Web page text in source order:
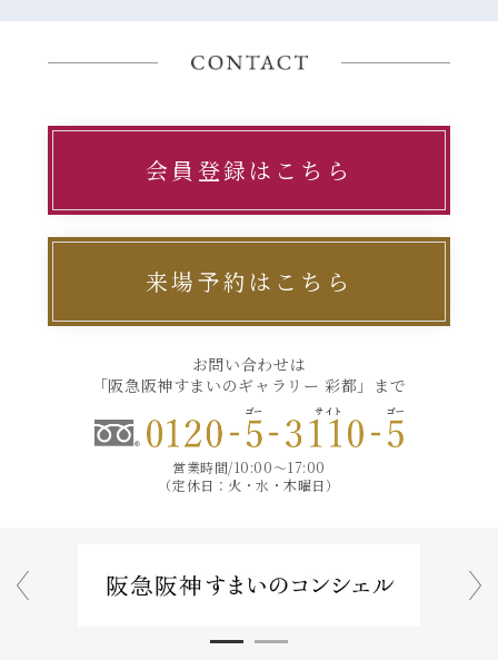
会員登録はこちら
来場予約はこちら
お問い合わせは
「阪急阪神すまいのギャラリー 彩都」まで
営業時間/10:00～17:00
（定休日：火・水・木曜日）